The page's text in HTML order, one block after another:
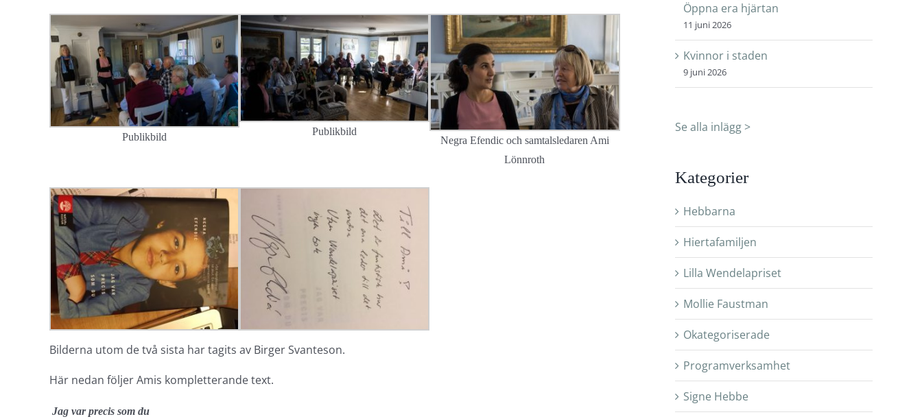
Publikbild Publikbild
Negra Efendic och samtalsledaren Ami
Lönnroth
Bilderna utom de två sista har tagits av Birger Svanteson.
Här nedan följer Amis kompletterande text.
Jag var precis som du
Öppna era hjärtan
11 juni 2026
Kvinnor i staden
9 juni 2026
Se alla inlägg >
Kategorier
Hebbarna
Hiertafamiljen
Lilla Wendelapriset
Mollie Faustman
Okategoriserade
Programverksamhet
Signe Hebbe